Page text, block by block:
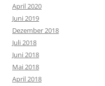
April 2020
Juni 2019
Dezember 2018
Juli 2018
Juni 2018
Mai 2018
April 2018